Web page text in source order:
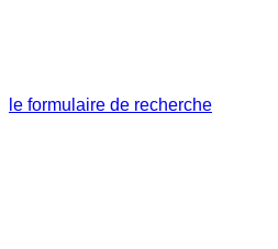
le formulaire de recherche